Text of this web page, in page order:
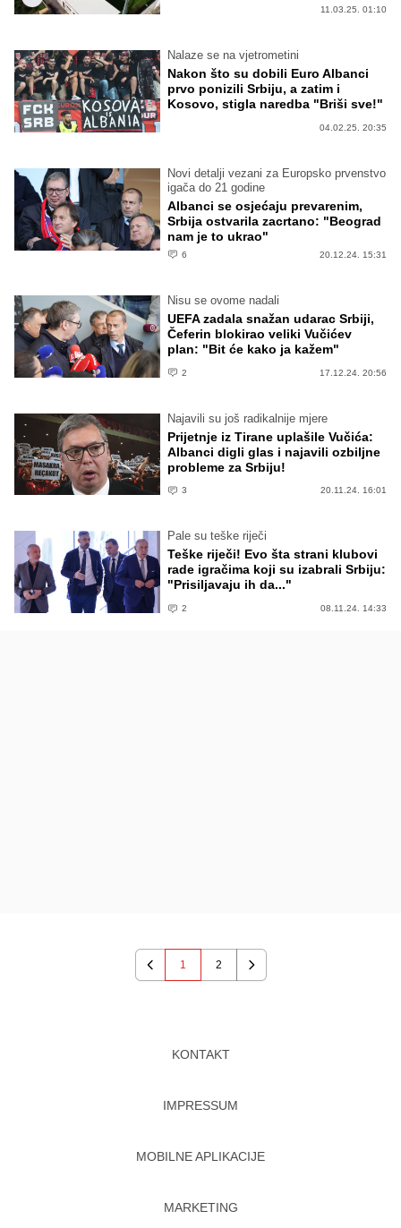
11.03.25. 01:10
Nalaze se na vjetrometini
Nakon što su dobili Euro Albanci
prvo ponizili Srbiju, a zatim i
Kosovo, stigla naredba "Briši sve!"
04.02.25. 20:35
Novi detalji vezani za Europsko prvenstvo
igača do 21 godine
Albanci se osjećaju prevarenim,
Srbija ostvarila zacrtano: "Beograd
nam je to ukrao"
6 20.12.24. 15:31
Nisu se ovome nadali
UEFA zadala snažan udarac Srbiji,
Čeferin blokirao veliki Vučićev
plan: "Bit će kako ja kažem"
2 17.12.24. 20:56
Najavili su još radikalnije mjere
Prijetnje iz Tirane uplašile Vučića:
Albanci digli glas i najavili ozbiljne
probleme za Srbiju!
3 20.11.24. 16:01
Pale su teške riječi
Teške riječi! Evo šta strani klubovi
rade igračima koji su izabrali Srbiju:
"Prisiljavaju ih da..."
2 08.11.24. 14:33
Previous
1 2
Next
KONTAKT
IMPRESSUM
MOBILNE APLIKACIJE
MARKETING